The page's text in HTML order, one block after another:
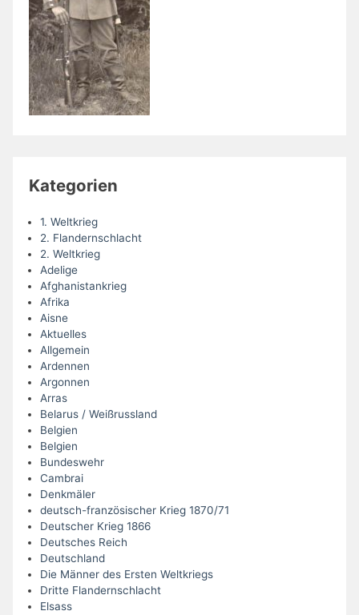
Kategorien
1. Weltkrieg
2. Flandernschlacht
2. Weltkrieg
Adelige
Afghanistankrieg
Afrika
Aisne
Aktuelles
Allgemein
Ardennen
Argonnen
Arras
Belarus / Weißrussland
Belgien
Belgien
Bundeswehr
Cambrai
Denkmäler
deutsch-französischer Krieg 1870/71
Deutscher Krieg 1866
Deutsches Reich
Deutschland
Die Männer des Ersten Weltkriegs
Dritte Flandernschlacht
Elsass